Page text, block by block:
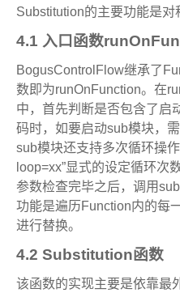
Substitution的主要功能是对
4.1 入口函数
BogusControlFlow继承了
数即为runOnFunction。在
中，首先判断是否包含了启
码时，如要启动sub模块，
sub模块还支持多次循环操
loop=xx”显式的设定循环次
参数检查完毕之后，调用
功能是遍历Function内的每
进行替换。
4.2 Substitution函数
该函数的实现主要是依靠最